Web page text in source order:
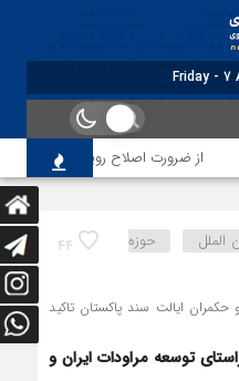
ضرورت اصلاح رویه‌های بازرسی تا لزوم
44 الملل
حوزه
ایالت سند پاکستان تاکید
توسعه مراودات ایران و